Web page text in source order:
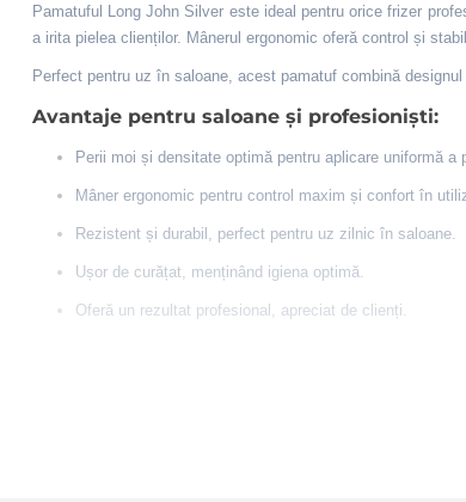
Pamatuful Long John Silver este ideal pentru orice frizer
a irita pielea clienților. Mânerul ergonomic oferă control și
Perfect pentru uz în saloane, acest pamatuf combină
Avantaje pentru saloane și profesioniști:
Perii moi și densitate optimă pentru aplicare uniformă a
Mâner ergonomic pentru control maxim și confort în
Rezistent și durabil, perfect pentru uz zilnic în saloane.
Ușor de curățat, menținând igiena optimă.
Oferă un rezultat profesional, apreciat de clienți.